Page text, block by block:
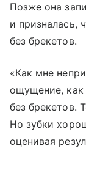
Позже она
и призналась,
без брекетов.
«Как мне
ощущение, как
без брекетов.
Но зубки
оценивая